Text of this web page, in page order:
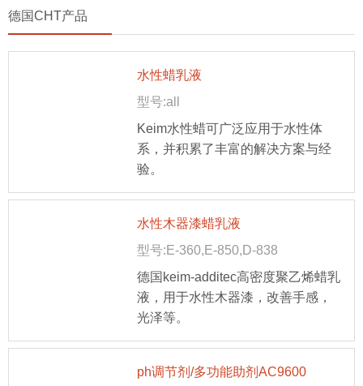
德国CHT产品
水性蜡乳液
型号:all
Keim水性蜡可广泛应用于水性体
系，并积累了丰富的解决方案与经
验。
水性木器漆蜡乳液
型号:E-360,E-850,D-838
德国keim-additec高密度聚乙烯蜡乳
液，用于水性木器漆，改善手感，
光泽等。
ph调节剂/多功能助剂AC9600